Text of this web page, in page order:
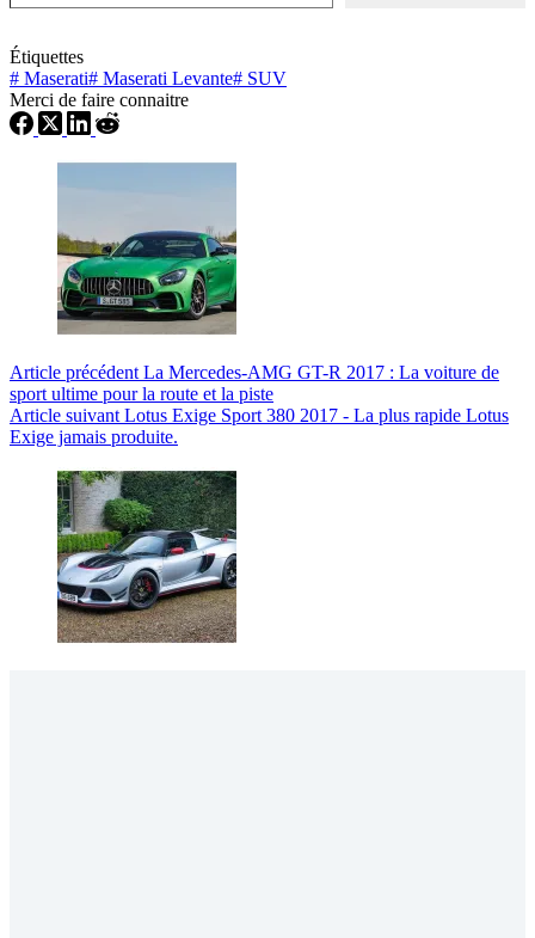
Étiquettes
# Maserati# Maserati Levante# SUV
Merci de faire connaitre
Article précédentLa Mercedes-AMG GT-R 2017 : La voiture de
sport ultime pour la route et la piste
Article suivantLotus Exige Sport 380 2017 - La plus rapide Lotus
Exige jamais produite.